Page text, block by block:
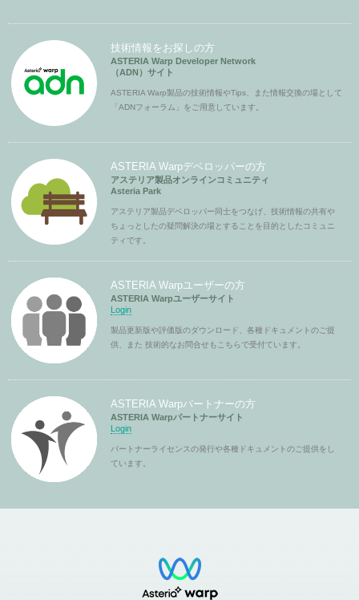
技術情報をお探しの方
ASTERIA Warp Developer Network
（ADN）サイト
ASTERIA Warp製品の技術情報やTips、また情報交換の場として
「ADNフォーラム」をご用意しています。
ASTERIA Warpデベロッパーの方
アステリア製品オンラインコミュニティ
Asteria Park
アステリア製品デベロッパー同士をつなげ、技術情報の共有や
ちょっとしたの疑問解決の場とすることを目的としたコミュニ
ティです。
ASTERIA Warpユーザーの方
ASTERIA Warpユーザーサイト
Login
製品更新版や評価版のダウンロード、各種ドキュメントのご提
供、また 技術的なお問合せもこちらで受付ています。
ASTERIA Warpパートナーの方
ASTERIA Warpパートナーサイト
Login
パートナーライセンスの発行や各種ドキュメントのご提供をし
ています。